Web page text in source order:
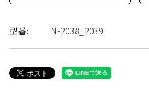
型番: N-2038_2039